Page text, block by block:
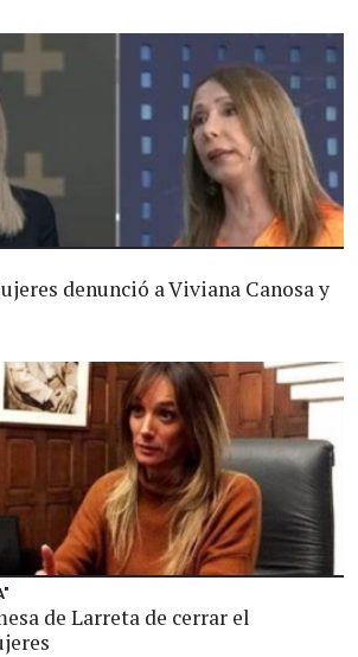
denunció a Viviana Canosa y
de Larreta de cerrar el